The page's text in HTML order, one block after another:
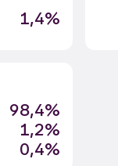
1,4%
98,4%
1,2%
0,4%